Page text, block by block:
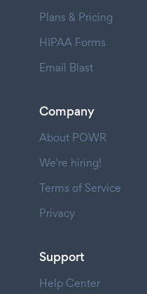
Plans & Pricing
HIPAA Forms
Email Blast
Company
About POWR
We're hiring!
Terms of Service
Privacy
Support
Help Center